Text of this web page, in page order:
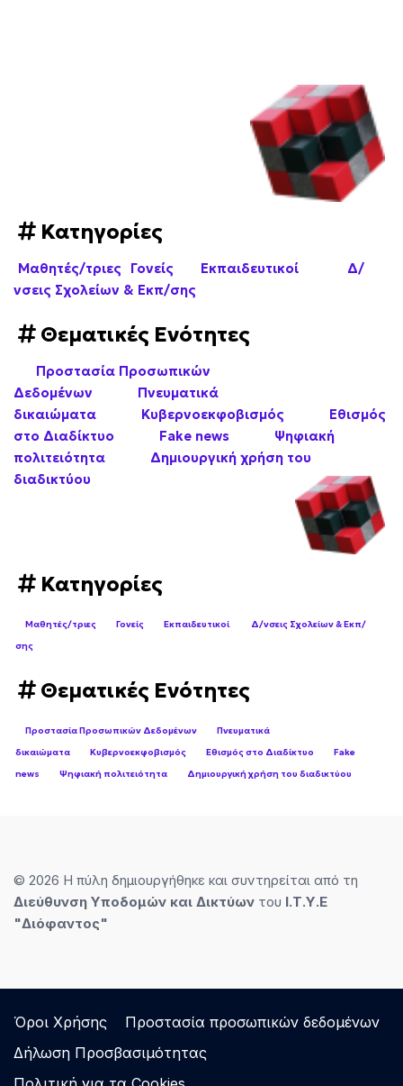
Κατηγορίες
Μαθητές/τριες Γονείς Εκπαιδευτικοί
Δ/
νσεις Σχολείων & Εκπ/σης
Θεματικές Ενότητες
Προστασία Προσωπικών
Δεδομένων
Πνευματικά
δικαιώματα
Κυβερνοεκφοβισμός
Εθισμός
στο Διαδίκτυο
Fake news
Ψηφιακή
πολιτειότητα
Δημιουργική χρήση του
διαδικτύου
Κατηγορίες
Μαθητές/τριες Γονείς Εκπαιδευτικοί
Δ/νσεις Σχολείων & Εκπ/
σης
Θεματικές Ενότητες
Προστασία Προσωπικών Δεδομένων
Πνευματικά
δικαιώματα
Κυβερνοεκφοβισμός Εθισμός στο Διαδίκτυο
Fake
news
Ψηφιακή πολιτειότητα Δημιουργική χρήση του διαδικτύου
© 2026 Η πύλη δημιουργήθηκε και συντηρείται από τη
Διεύθυνση Υποδομών και Δικτύων του Ι.Τ.Υ.E
"Διόφαντος"
Όροι Χρήσης
Προστασία προσωπικών δεδομένων
Δήλωση Προσβασιμότητας